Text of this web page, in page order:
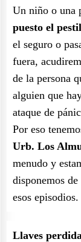
Un niño o una
puesto el
el seguro o
fuera,
de la persona
alguien que
ataque de
Por eso
Urb. Los
menudo y
disponemos
esos episodios.
Llaves